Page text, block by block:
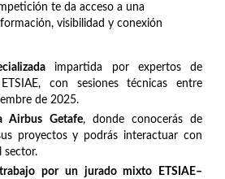
te da acceso a una
visibilidad y conexión
impartida por expertos de
con sesiones técnicas entre
de 2025.
Airbus Getafe, donde conocerás de
proyectos y podrás interactuar con
sector.
por un jurado mixto ETSIAE–